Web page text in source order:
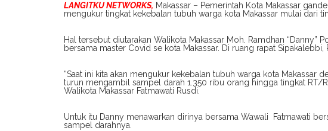
LANGITKU NETWORKS, Makassar – Pemerintah Kota Makassar
mengukur tingkat kekebalan tubuh warga kota Makassar mulai dari
Hal tersebut diutarakan Walikota Makassar Moh. Ramdhan “Danny”
bersama master Covid se kota Makassar. Di ruang rapat
“Saat ini kita akan mengukur kekebalan tubuh warga kota Makassar
turun mengambil sampel darah 1.350 ribu orang hingga tingkat RT/
Walikota Makassar Fatmawati Rusdi.
Untuk itu Danny menawarkan dirinya bersama Wawali Fatmawati
sampel darahnya.